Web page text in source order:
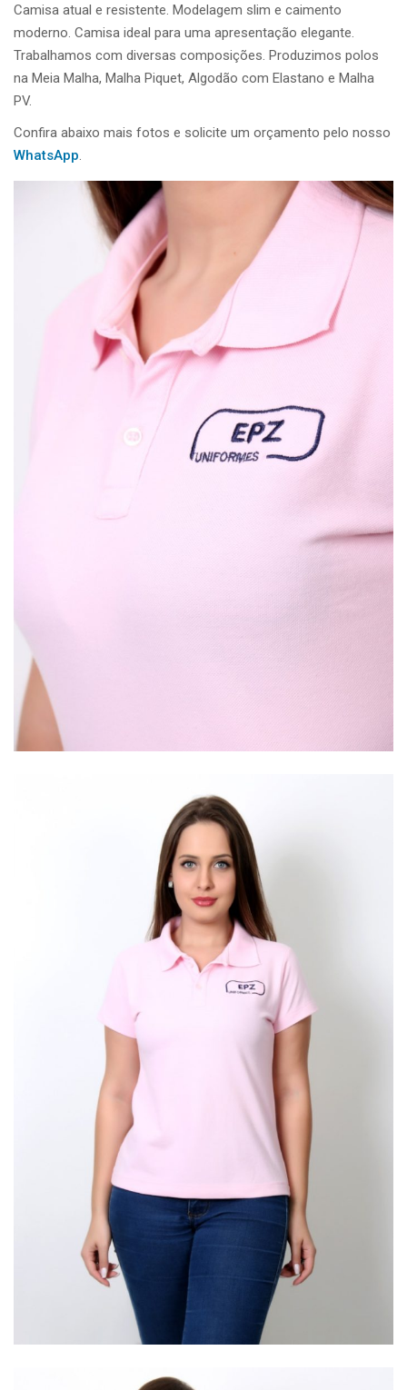
Camisa atual e resistente. Modelagem slim e caimento
moderno. Camisa ideal para uma apresentação elegante.
Trabalhamos com diversas composições. Produzimos polos
na Meia Malha, Malha Piquet, Algodão com Elastano e Malha
PV.
Confira abaixo mais fotos e solicite um orçamento pelo nosso
WhatsApp.